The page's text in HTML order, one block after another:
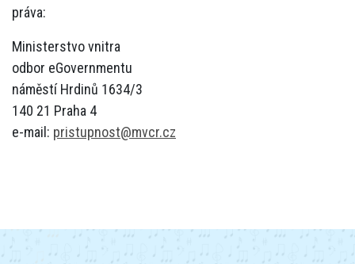
práva:
Ministerstvo vnitra
odbor eGovernmentu
náměstí Hrdinů 1634/3
140 21 Praha 4
e-mail: pristupnost@mvcr.cz